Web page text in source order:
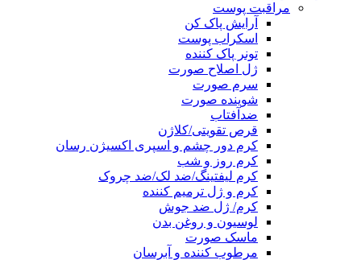
مراقبت پوست
آرایش پاک کن
اسکراب پوست
تونر پاک کننده
ژل اصلاح صورت
سرم صورت
شوینده صورت
ضدآفتاب
قرص تقویتی/کلاژن
کرم دور چشم و اسپری اکسیژن رسان
کرم روز و شب
کرم لیفتینگ/ضد لک/ضد چروک
کرم و ژل ترمیم کننده
کرم/ ژل ضد جوش
لوسیون و روغن بدن
ماسک صورت
مرطوب کننده و آبرسان